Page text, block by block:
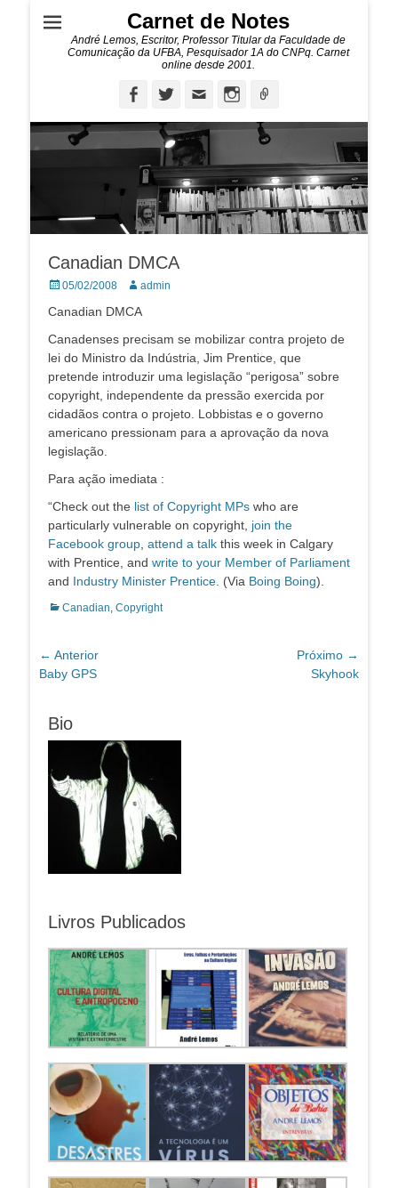
Carnet de Notes
André Lemos, Escritor, Professor Titular da Faculdade de
Comunicação da UFBA, Pesquisador 1A do CNPq. Carnet
online desde 2001.
FacebookTwitterEmail Instagram
Canadian DMCA
Posted
05/02/2008 Autor:admin
Canadian DMCA
Canadenses precisam se mobilizar contra projeto de
lei do Ministro da Indústria, Jim Prentice, que
pretende introduzir uma legislação “perigosa” sobre
copyright, independente da pressão exercida por
cidadãos contra o projeto. Lobbistas e o governo
americano pressionam para a aprovação da nova
legislação.
Para ação imediata :
“Check out the list of Copyright MPs who are
particularly vulnerable on copyright, join the
Facebook group, attend a talk this week in Calgary
with Prentice, and write to your Member of Parliament
and Industry Minister Prentice. (Via Boing Boing).
Categorias:
Canadian, Copyright
Navegação
de
← Anterior
Post
Baby GPS
Próximo →
Skyhook
Bio
Livros Publicados